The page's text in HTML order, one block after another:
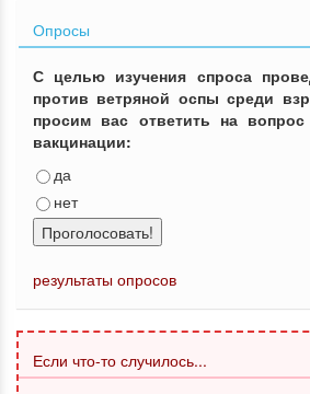
Опросы
С целью изучения спроса
против ветряной оспы среди
просим вас ответить на
вакцинации:
да
нет
Проголосовать!
результаты опросов
Если что-то случилось...